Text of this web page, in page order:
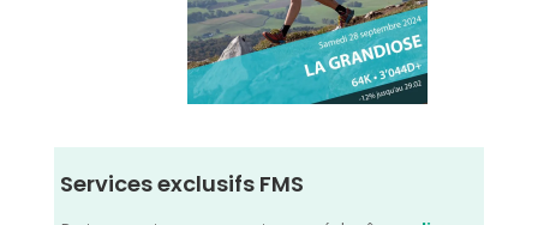
Services exclusifs FMS